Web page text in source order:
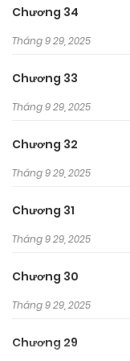
Chương 34
Tháng 9 29, 2025
Chương 33
Tháng 9 29, 2025
Chương 32
Tháng 9 29, 2025
Chương 31
Tháng 9 29, 2025
Chương 30
Tháng 9 29, 2025
Chương 29